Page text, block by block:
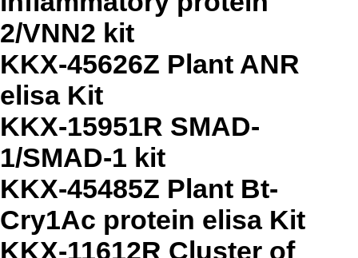
2/VNN2 kit
KKX-45626Z Plant ANR
elisa Kit
KKX-15951R SMAD-
1/SMAD-1 kit
KKX-45485Z Plant Bt-
Cry1Ac protein elisa Kit
KKX-11612R Cluster of